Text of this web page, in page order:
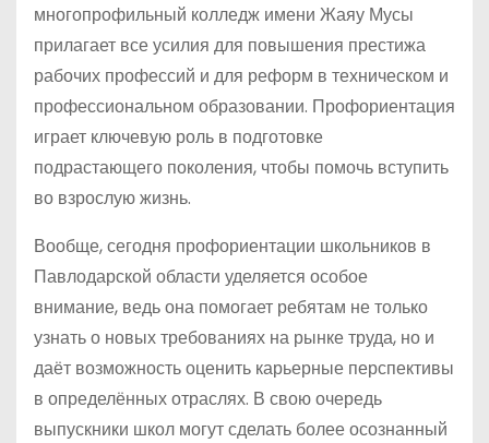
многопрофильный колледж имени Жаяу Мусы
прилагает все усилия для повышения престижа
рабочих профессий и для реформ в техническом и
профессиональном образовании. Профориентация
играет ключевую роль в подготовке
подрастающего поколения, чтобы помочь вступить
во взрослую жизнь.
Вообще, сегодня профориентации школьников в
Павлодарской области уделяется особое
внимание, ведь она помогает ребятам не только
узнать о новых требованиях на рынке труда, но и
даёт возможность оценить карьерные перспективы
в определённых отраслях. В свою очередь
выпускники школ могут сделать более осознанный